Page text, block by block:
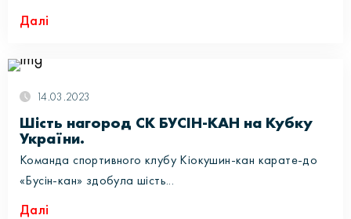
Далі
14.03.2023
Шість нагород СК БУСІН-КАН на Кубку
України.
Команда спортивного клубу Кіокушин-кан карате-до
«Бусін-кан» здобула шість...
Далі